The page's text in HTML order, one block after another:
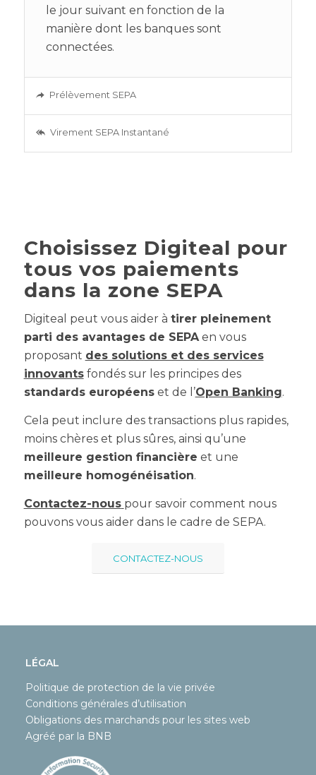
le jour suivant en fonction de la
manière dont les banques sont
connectées.
Prélèvement SEPA
Virement SEPA Instantané
Choisissez Digiteal pour
tous vos paiements
dans la zone SEPA
Digiteal peut vous aider à tirer pleinement
parti des avantages de SEPAen vous
proposant des solutions et des services
innovantsfondés sur les principes des
standards européenset de l’Open Banking.
Cela peut inclure des transactions plus rapides,
moins chères et plus sûres, ainsi qu’une
meilleure gestion financière et une
meilleure homogénéisation.
Contactez-nous pour savoir comment nous
pouvons vous aider dans le cadre de SEPA.
CONTACTEZ-NOUS
LÉGAL
Politique de protection de la vie privée
Conditions générales d’utilisation
Obligations des marchands pour les sites web
Agréé par la BNB